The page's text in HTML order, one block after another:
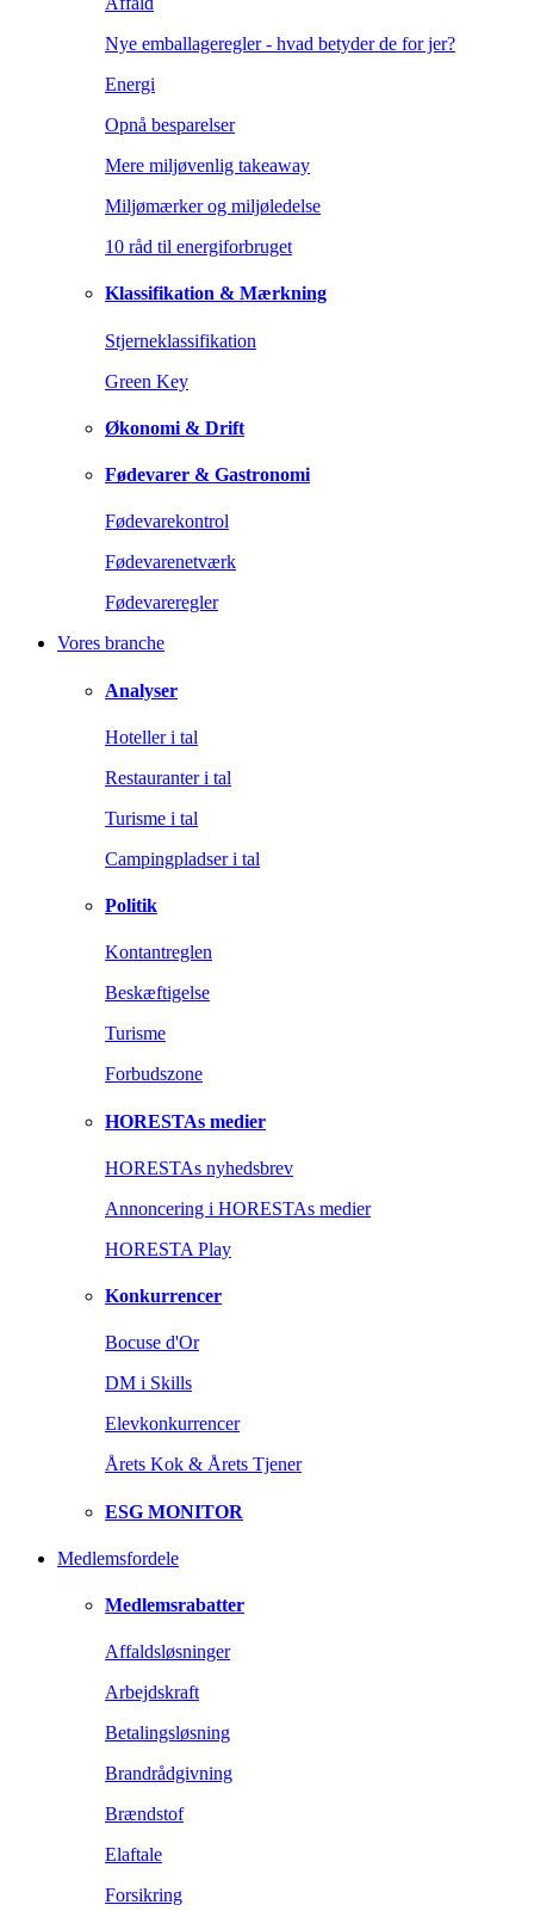
Nye emballageregler - hvad betyder de for jer?
Energi
Opnå besparelser
Mere miljøvenlig takeaway
Miljømærker og miljøledelse
10 råd til energiforbruget
Klassifikation & Mærkning
Stjerneklassifikation
Green Key
Økonomi & Drift
Fødevarer & Gastronomi
Fødevarekontrol
Fødevarenetværk
Fødevareregler
Vores branche
Analyser
Hoteller i tal
Restauranter i tal
Turisme i tal
Campingpladser i tal
Politik
Kontantreglen
Beskæftigelse
Turisme
Forbudszone
HORESTAs medier
HORESTAs nyhedsbrev
Annoncering i HORESTAs medier
HORESTA Play
Konkurrencer
Bocuse d'Or
DM i Skills
Elevkonkurrencer
Årets Kok & Årets Tjener
ESG MONITOR
Medlemsfordele
Medlemsrabatter
Affaldsløsninger
Arbejdskraft
Betalingsløsning
Brandrådgivning
Brændstof
Elaftale
Forsikring